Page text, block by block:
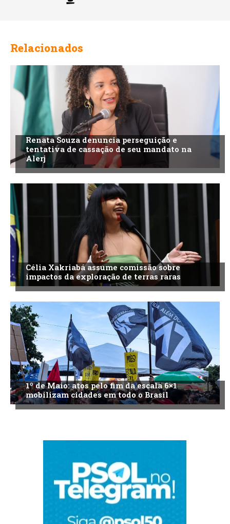
Relacionados
Renata Souza denuncia perseguição e
tentativa de cassação de seu mandato na
Alerj
Célia Xakriabá assume comissão sobre
impactos da exploração de terras raras
1º de Maio: atos pelo fim da escala 6×1
mobilizam cidades em todo o Brasil